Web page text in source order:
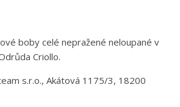
boby celé nepražené neloupané v
Criollo.
s.r.o., Akátová 1175/3, 18200